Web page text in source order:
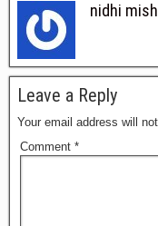
nidhi
Leave a Reply
Your email address will
Comment *